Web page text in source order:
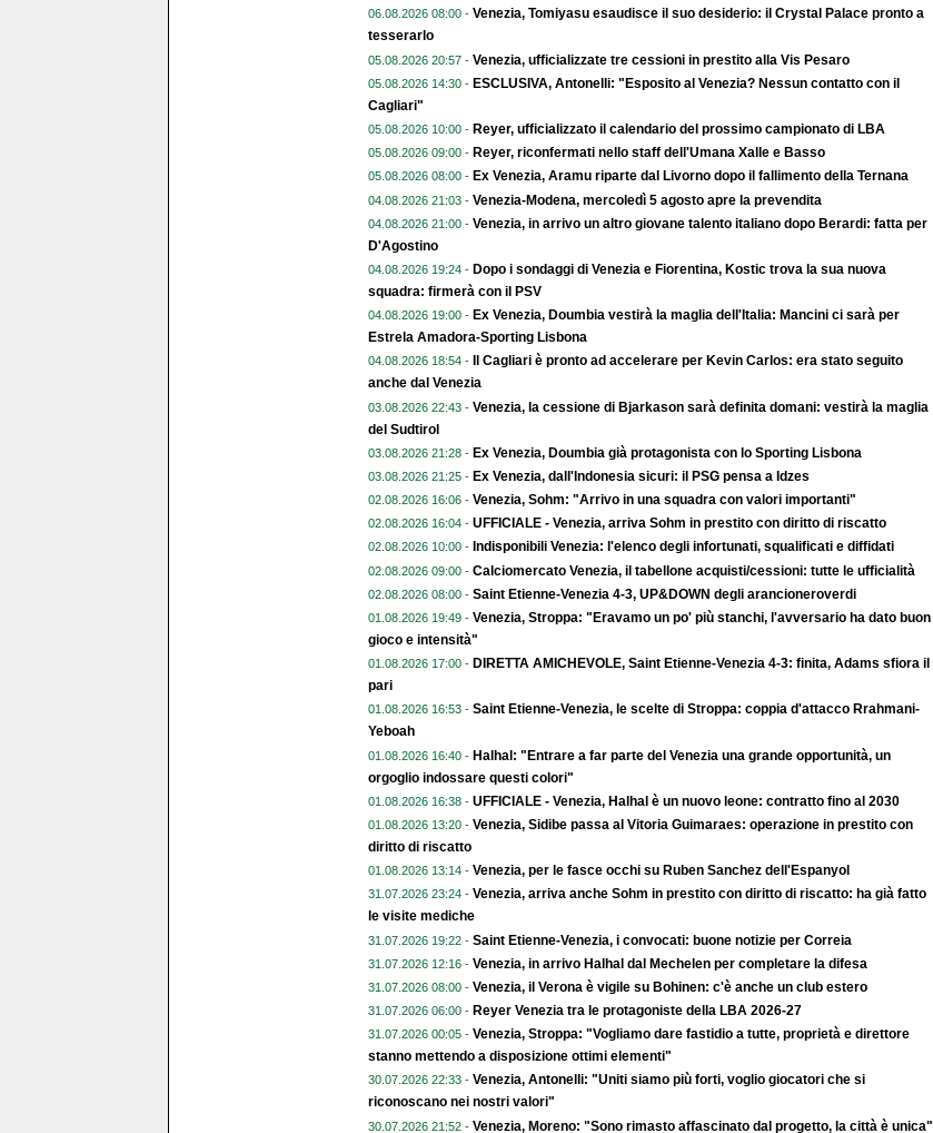
06.08.2026 08:00 - Venezia, Tomiyasu esaudisce il suo desiderio: il Crystal Palace pronto a
tesserarlo
05.08.2026 20:57 - Venezia, ufficializzate tre cessioni in prestito alla Vis Pesaro
05.08.2026 14:30 - ESCLUSIVA, Antonelli: "Esposito al Venezia? Nessun contatto con il
Cagliari"
05.08.2026 10:00 - Reyer, ufficializzato il calendario del prossimo campionato di LBA
05.08.2026 09:00 - Reyer, riconfermati nello staff dell'Umana Xalle e Basso
05.08.2026 08:00 - Ex Venezia, Aramu riparte dal Livorno dopo il fallimento della Ternana
04.08.2026 21:03 - Venezia-Modena, mercoledì 5 agosto apre la prevendita
04.08.2026 21:00 - Venezia, in arrivo un altro giovane talento italiano dopo Berardi: fatta per
D'Agostino
04.08.2026 19:24 - Dopo i sondaggi di Venezia e Fiorentina, Kostic trova la sua nuova
squadra: firmerà con il PSV
04.08.2026 19:00 - Ex Venezia, Doumbia vestirà la maglia dell'Italia: Mancini ci sarà per
Estrela Amadora-Sporting Lisbona
04.08.2026 18:54 -
Il Cagliari è pronto ad accelerare per Kevin Carlos: era stato seguito
anche dal Venezia
03.08.2026 22:43 - Venezia, la cessione di Bjarkason sarà definita domani: vestirà la maglia
del Sudtirol
03.08.2026 21:28 - Ex Venezia, Doumbia già protagonista con lo Sporting Lisbona
03.08.2026 21:25 - Ex Venezia, dall'Indonesia sicuri: il PSG pensa a Idzes
02.08.2026 16:06 - Venezia, Sohm: "Arrivo in una squadra con valori importanti"
02.08.2026 16:04 - UFFICIALE - Venezia, arriva Sohm in prestito con diritto di riscatto
02.08.2026 10:00 - Indisponibili Venezia: l'elenco degli infortunati, squalificati e diffidati
02.08.2026 09:00 - Calciomercato Venezia, il tabellone acquisti/cessioni: tutte le ufficialità
02.08.2026 08:00 - Saint Etienne-Venezia 4-3, UP&DOWN degli arancioneroverdi
01.08.2026 19:49 - Venezia, Stroppa: "Eravamo un po' più stanchi, l'avversario ha dato buon
gioco e intensità"
01.08.2026 17:00 - DIRETTA AMICHEVOLE, Saint Etienne-Venezia 4-3: finita, Adams sfiora il
pari
01.08.2026 16:53 - Saint Etienne-Venezia, le scelte di Stroppa: coppia d'attacco Rrahmani-
Yeboah
01.08.2026 16:40 - Halhal: "Entrare a far parte del Venezia una grande opportunità, un
orgoglio indossare questi colori"
01.08.2026 16:38 - UFFICIALE - Venezia, Halhal è un nuovo leone: contratto fino al 2030
01.08.2026 13:20 - Venezia, Sidibe passa al Vitoria Guimaraes: operazione in prestito con
diritto di riscatto
01.08.2026 13:14 - Venezia, per le fasce occhi su Ruben Sanchez dell'Espanyol
31.07.2026 23:24 - Venezia, arriva anche Sohm in prestito con diritto di riscatto: ha già fatto
le visite mediche
31.07.2026 19:22 - Saint Etienne-Venezia, i convocati: buone notizie per Correia
31.07.2026 12:16 - Venezia, in arrivo Halhal dal Mechelen per completare la difesa
31.07.2026 08:00 - Venezia, il Verona è vigile su Bohinen: c'è anche un club estero
31.07.2026 06:00 - Reyer Venezia tra le protagoniste della LBA 2026-27
31.07.2026 00:05 - Venezia, Stroppa: "Vogliamo dare fastidio a tutte, proprietà e direttore
stanno mettendo a disposizione ottimi elementi"
30.07.2026 22:33 - Venezia, Antonelli: "Uniti siamo più forti, voglio giocatori che si
riconoscano nei nostri valori"
30.07.2026 21:52 - Venezia, Moreno: "Sono rimasto affascinato dal progetto, la città è unica"